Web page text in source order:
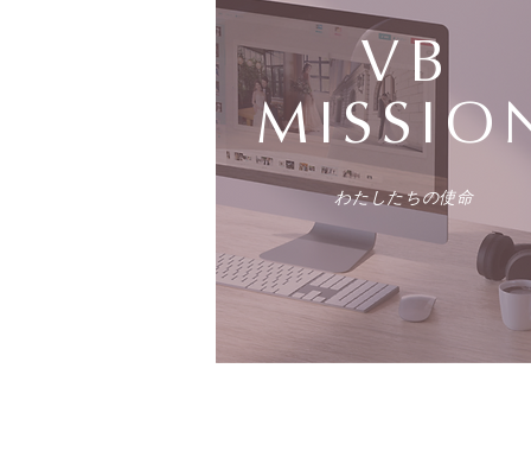
VB
わたしたちの使命